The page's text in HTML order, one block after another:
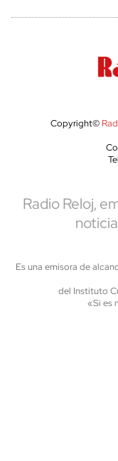
Copyright©
Radio Reloj,
Es una emisora de
del Instituto
«Si es